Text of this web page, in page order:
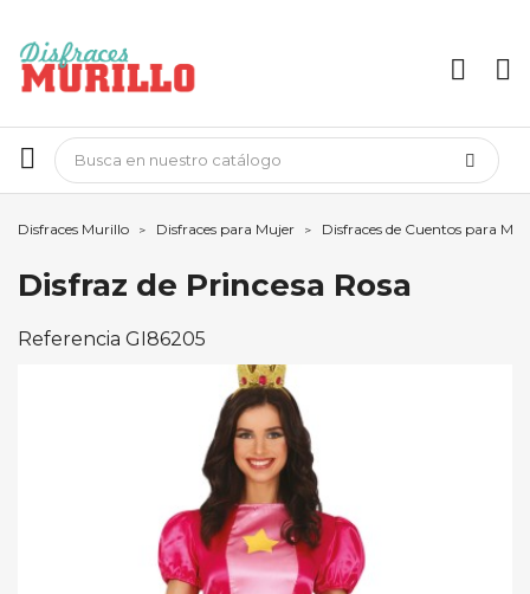
Disfraces Murillo Disfraces para Mujer Disfraces de Cuentos para
Disfraz de Princesa Rosa
Referencia GI86205